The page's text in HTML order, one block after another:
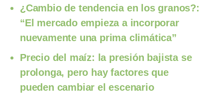
¿Cambio de tendencia en los granos?:
“El mercado empieza a incorporar
nuevamente una prima climática”
Precio del maíz: la presión bajista se
prolonga, pero hay factores que
pueden cambiar el escenario